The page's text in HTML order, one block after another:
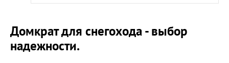
Домкрат для снегохода - выбор
надежности.